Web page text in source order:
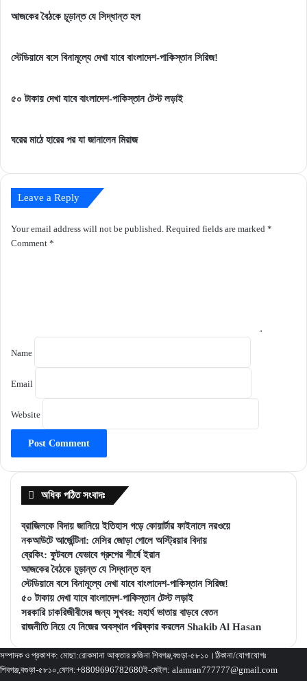
পরামর্শ
ইকবাল
যা
আজকের বৈঠকে চূড়ান্ত যে সিদ্ধান্ত হল
স্টেডিয়ামে বসে বিনামূল্যে দেখা যাবে বাংলাদেশ-পাকিস্তান সিরিজ!
৫০ টাকায় দেখা যাবে বাংলাদেশ-পাকিস্তান টেস্ট লড়াই
ঘরের মাঠে হারের পর যা জানালেন মিরাজ
Leave a Reply
Your email address will not be published. Required fields are marked *
Comment *
Name
Email
Website
অধিক পঠিত সংবাদঃ
ব্রাজিলকে বিদায় জানিয়ে ইতিহাস গড়ে কোয়ার্টার ফাইনালে নরওয়ে
নকআউটে আর্জেন্টিনা: মেসির জোড়া গোলে অস্ট্রিয়ার বিদায়
ব্রেকিং: ফুটবলে যেভাবে গ্রুপের শীর্ষে ইরান
আজকের বৈঠকে চূড়ান্ত যে সিদ্ধান্ত হল
স্টেডিয়ামে বসে বিনামূল্যে দেখা যাবে বাংলাদেশ-পাকিস্তান সিরিজ!
৫০ টাকায় দেখা যাবে বাংলাদেশ-পাকিস্তান টেস্ট লড়াই
সরকারি চাকরিজীবীদের জন্য সুখবর: মহার্ঘ ভাতায় বাড়বে বেতন
রাজনীতি নিয়ে যে নিজের অবস্থান পরিষ্কার করলেন Shakib Al Hasan
সম্পাদক ও প্রকাশক: মোছা:রোকসানা আক্তার রুজিনা শিবগঞ্জ,বগুড়া-৫৮১০।ঠিকানা/যোগাযোগঃ
শিবগঞ্জ,বগুড়া-৫৮১০,ফোন:+8809696782680ই-মেইল: alamran777777@gmail.com